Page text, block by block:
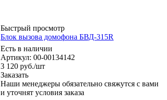
Быстрый просмотр
Блок вызова домофона БВД-315R
Есть в наличии
Артикул: 00-00134142
3 120 руб./шт
Заказать
Наши менеджеры обязательно свяжутся с вами
и уточнят условия заказа